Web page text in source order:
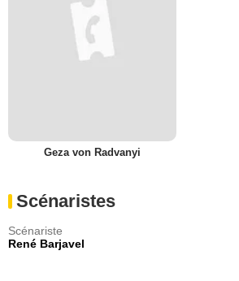
Geza von Radvanyi
Scénaristes
Scénariste
René Barjavel